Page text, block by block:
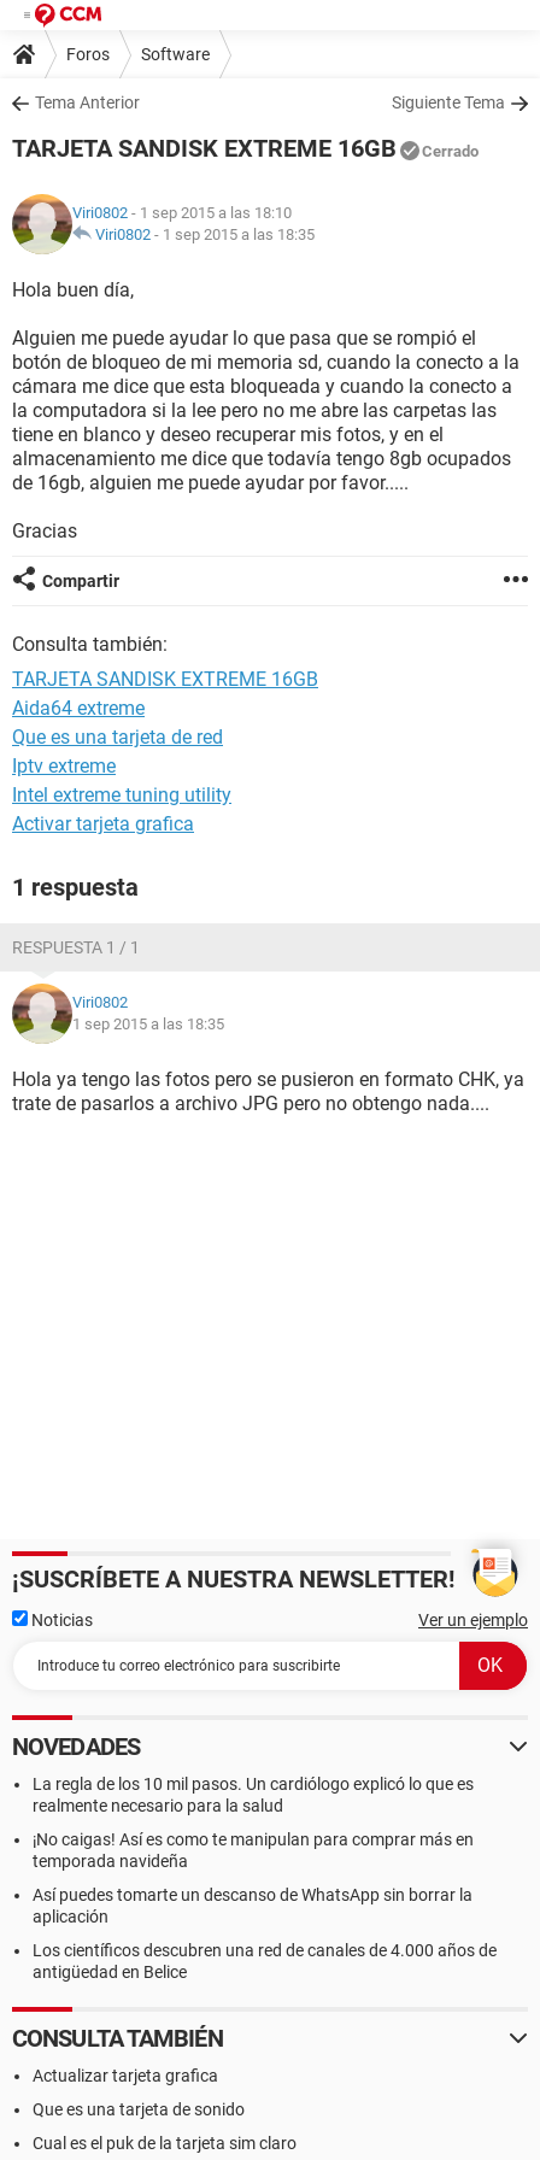
Foros Software
Tema Anterior Siguiente Tema
TARJETA SANDISK EXTREME 16GB Cerrado
Viri0802 - 1 sep 2015 a las 18:10
Viri0802 - 1 sep 2015 a las 18:35
Hola buen día,
Alguien me puede ayudar lo que pasa que se rompió el
botón de bloqueo de mi memoria sd, cuando la conecto a la
cámara me dice que esta bloqueada y cuando la conecto a
la computadora si la lee pero no me abre las carpetas las
tiene en blanco y deseo recuperar mis fotos, y en el
almacenamiento me dice que todavía tengo 8gb ocupados
de 16gb, alguien me puede ayudar por favor.....
Gracias
Compartir
Consulta también:
TARJETA SANDISK EXTREME 16GB
Aida64 extreme
Que es una tarjeta de red
Iptv extreme
Intel extreme tuning utility
Activar tarjeta grafica
1 respuesta
RESPUESTA 1 / 1
Viri0802
1 sep 2015 a las 18:35
Hola ya tengo las fotos pero se pusieron en formato CHK, ya
trate de pasarlos a archivo JPG pero no obtengo nada....
¡SUSCRÍBETE A NUESTRA NEWSLETTER!
Noticias Ver un ejemplo
NOVEDADES
La regla de los 10 mil pasos. Un cardiólogo explicó lo que es
realmente necesario para la salud
¡No caigas! Así es como te manipulan para comprar más en
temporada navideña
Así puedes tomarte un descanso de WhatsApp sin borrar la
aplicación
Los científicos descubren una red de canales de 4.000 años de
antigüedad en Belice
CONSULTA TAMBIÉN
Actualizar tarjeta grafica
Que es una tarjeta de sonido
Cual es el puk de la tarjeta sim claro